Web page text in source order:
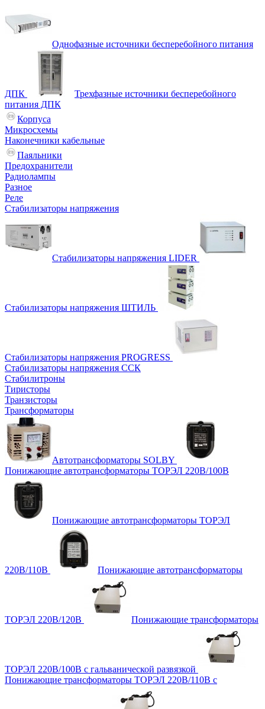
Однофазные источники бесперебойного питания
ДПК
Трехфазные источники бесперебойного
питания ДПК
Корпуса
Микросхемы
Наконечники кабельные
Паяльники
Предохранители
Радиолампы
Разное
Реле
Стабилизаторы напряжения
Стабилизаторы напряжения LIDER
Стабилизаторы напряжения ШТИЛЬ
Стабилизаторы напряжения PROGRESS
Стабилизаторы напряжения ССК
Стабилитроны
Тиристоры
Транзисторы
Трансформаторы
Автотрансформаторы SOLBY
Понижающие автотрансформаторы ТОРЭЛ 220В/100В
Понижающие автотрансформаторы ТОРЭЛ
220В/110В Понижающие автотрансформаторы
ТОРЭЛ 220В/120В Понижающие трансформаторы
ТОРЭЛ 220В/100В с гальванической развязкой
Понижающие трансформаторы ТОРЭЛ 220В/110В с